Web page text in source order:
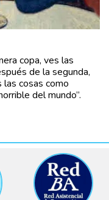
copa, ves las
de la segunda,
las cosas como
del mundo”.